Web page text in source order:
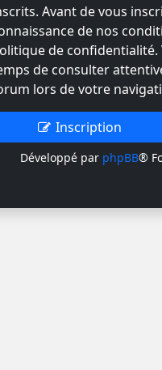
Avant de vous
de nos
de
de consulter
lors de votre
Inscription
Développé par phpBB®